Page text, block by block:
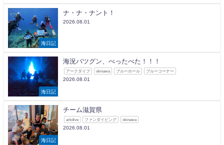
海日記
ナ・ナ・ナント！
2026.08.01
海日記
海況バツグン、べったべた！！！
アークダイブ okinawa ブルーホール ブルーコーナー
2026.08.01
海日記
チーム滋賀県
arkdive ファンダイビング okinawa
2026.08.01